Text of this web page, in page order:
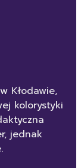
Kłodawie,
kolorystyki
jednak